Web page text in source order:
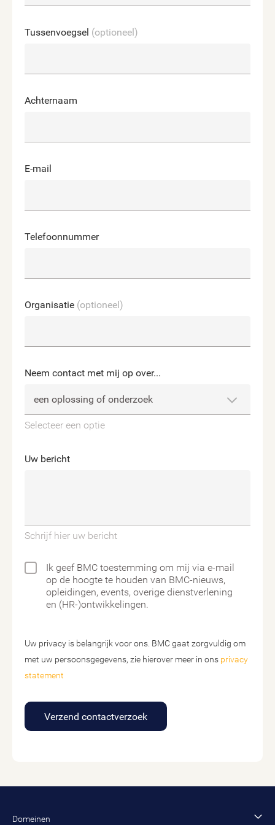
Tussenvoegsel (optioneel)
Achternaam
E-mail
Telefoonnummer
Organisatie (optioneel)
Neem contact met mij op over...
Selecteer een optie
Uw bericht
Schrijf hier uw bericht
Ik geef BMC toestemming om mij via e-mail
op de hoogte te houden van BMC-nieuws,
opleidingen, events, overige dienstverlening
en (HR-)ontwikkelingen.
Uw privacy is belangrijk voor ons. BMC gaat zorgvuldig om
met uw persoonsgegevens, zie hierover meer in ons privacy
statement
Verzend contactverzoek
Domeinen